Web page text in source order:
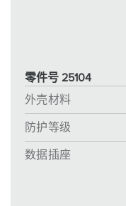
零件号 25104
外壳材料
防护等级
数据插座